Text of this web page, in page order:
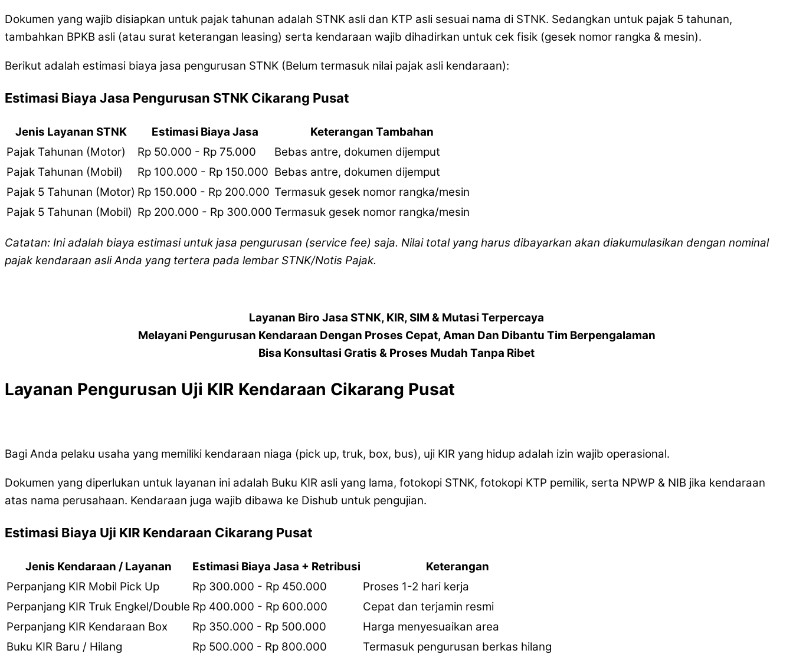
Dokumen yang wajib disiapkan untuk pajak tahunan adalah STNK asli dan KTP asli sesuai nama di STNK. Sedangkan untuk pajak 5 tahunan,
tambahkan BPKB asli (atau surat keterangan leasing) serta kendaraan wajib dihadirkan untuk cek fisik (gesek nomor rangka & mesin).
Berikut adalah estimasi biaya jasa pengurusan STNK (Belum termasuk nilai pajak asli kendaraan):
Estimasi Biaya Jasa Pengurusan STNK Cikarang Pusat
Jenis Layanan STNK Estimasi Biaya Jasa
Keterangan Tambahan
Pajak Tahunan (Motor)
Rp 50.000 - Rp 75.000
Bebas antre, dokumen dijemput
Pajak Tahunan (Mobil)
Rp 100.000 - Rp 150.000 Bebas antre, dokumen dijemput
Pajak 5 Tahunan (Motor) Rp 150.000 - Rp 200.000 Termasuk gesek nomor rangka/mesin
Pajak 5 Tahunan (Mobil) Rp 200.000 - Rp 300.000 Termasuk gesek nomor rangka/mesin
Catatan: Ini adalah biaya estimasi untuk jasa pengurusan (service fee) saja. Nilai total yang harus dibayarkan akan diakumulasikan dengan nominal
pajak kendaraan asli Anda yang tertera pada lembar STNK/Notis Pajak.
Layanan Biro Jasa STNK, KIR, SIM & Mutasi Terpercaya
Melayani Pengurusan Kendaraan Dengan Proses Cepat, Aman Dan Dibantu Tim Berpengalaman
Bisa Konsultasi Gratis & Proses Mudah Tanpa Ribet
Layanan Pengurusan Uji KIR Kendaraan Cikarang Pusat
Bagi Anda pelaku usaha yang memiliki kendaraan niaga (pick up, truk, box, bus), uji KIR yang hidup adalah izin wajib operasional.
Dokumen yang diperlukan untuk layanan ini adalah Buku KIR asli yang lama, fotokopi STNK, fotokopi KTP pemilik, serta NPWP & NIB jika kendaraan
atas nama perusahaan. Kendaraan juga wajib dibawa ke Dishub untuk pengujian.
Estimasi Biaya Uji KIR Kendaraan Cikarang Pusat
Jenis Kendaraan / Layanan Estimasi Biaya Jasa + Retribusi
Keterangan
Perpanjang KIR Mobil Pick Up
Rp 300.000 - Rp 450.000
Proses 1-2 hari kerja
Perpanjang KIR Truk Engkel/Double Rp 400.000 - Rp 600.000
Cepat dan terjamin resmi
Perpanjang KIR Kendaraan Box
Rp 350.000 - Rp 500.000
Harga menyesuaikan area
Buku KIR Baru / Hilang
Rp 500.000 - Rp 800.000 Termasuk pengurusan berkas hilang